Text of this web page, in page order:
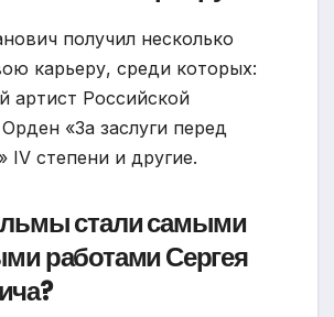
получил несколько
карьеру, среди которых:
артист Российской
«За заслуги перед
IV степени и другие.
стали самыми
работами Сергея